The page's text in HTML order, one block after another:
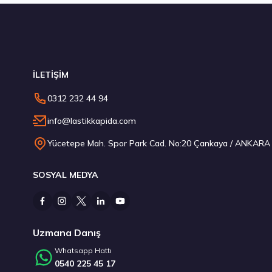
Pirelli 255/40R20 101W XL T0 Winter Sottozero 3 PNCS
9.611,25 ₺
Kumho 235/50R20 104V XL WinterCraft WP52+ Kış 2025
İLETİŞİM
0312 232 44 94
info@lastikkapida.com
Yücetepe Mah. Spor Park Cad. No:20 Çankaya / ANKARA
SOSYAL MEDYA
Uzmana Danış
Whatsapp Hattı
0540 225 45 17